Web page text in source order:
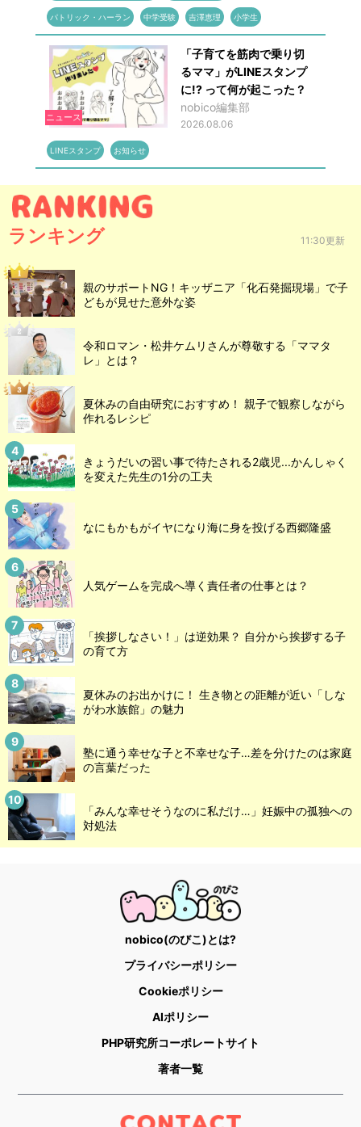
パトリック・ハーラン 中学受験 吉澤恵理 小学生
ニュース
「子育てを筋肉で乗り切
るママ」がLINEスタンプ
に!? って何が起こった？
nobico編集部
2026.08.06
LINEスタンプ お知らせ
ランキング 11:30更新
親のサポートNG！キッザニア「化石発掘現場」で子
どもが見せた意外な姿
令和ロマン・松井ケムリさんが尊敬する「ママタ
レ」とは？
夏休みの自由研究におすすめ！ 親子で観察しながら
作れるレシピ
きょうだいの習い事で待たされる2歳児...かんしゃく
を変えた先生の1分の工夫
なにもかもがイヤになり海に身を投げる西郷隆盛
人気ゲームを完成へ導く責任者の仕事とは？
「挨拶しなさい！」は逆効果？ 自分から挨拶する子
の育て方
夏休みのお出かけに！ 生き物との距離が近い「しな
がわ水族館」の魅力
塾に通う幸せな子と不幸せな子…差を分けたのは家庭
の言葉だった
「みんな幸せそうなのに私だけ…」妊娠中の孤独への
対処法
nobico(のびこ)とは?
プライバシーポリシー
Cookieポリシー
AIポリシー
PHP研究所コーポレートサイト
著者一覧